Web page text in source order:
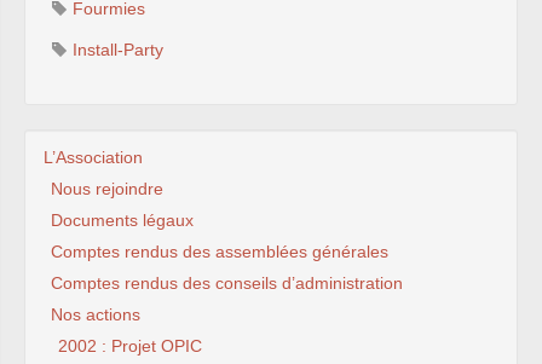
Fourmies
Install-Party
L’Association
Nous rejoindre
Documents légaux
Comptes rendus des assemblées générales
Comptes rendus des conseils d’administration
Nos actions
2002 : Projet OPIC